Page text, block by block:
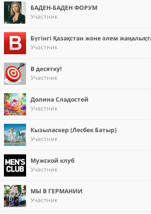
БАДЕН-БАДЕН ФОРУМ
Участник
Участник
В десятку!
Участник
Долина Сладостей
Участник
Кызыласкер (Лесбек Батыр)
Участник
Мужской клуб
Участник
МЫ В ГЕРМАНИИ
Участник